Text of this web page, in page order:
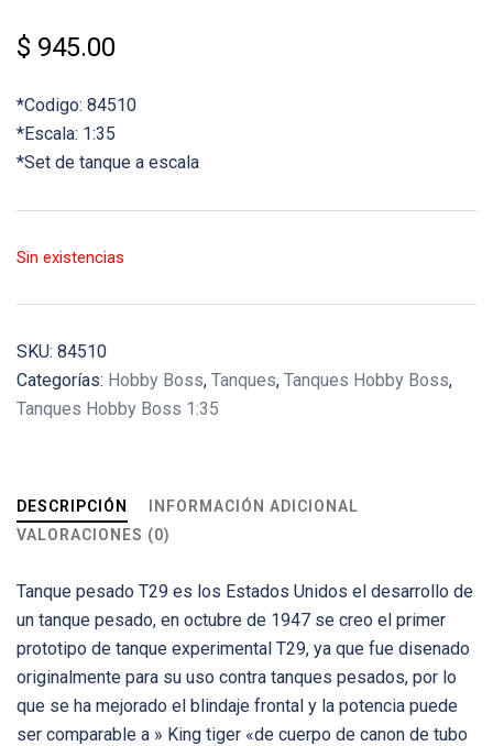
$ 945.00
*Codigo: 84510
*Escala: 1:35
*Set de tanque a escala
Sin existencias
SKU: 84510
Categorías: Hobby Boss, Tanques, Tanques Hobby Boss,
Tanques Hobby Boss 1:35
DESCRIPCIÓN
INFORMACIÓN ADICIONAL
VALORACIONES (0)
Tanque pesado T29 es los Estados Unidos el desarrollo de
un tanque pesado, en octubre de 1947 se creo el primer
prototipo de tanque experimental T29, ya que fue disenado
originalmente para su uso contra tanques pesados, por lo
que se ha mejorado el blindaje frontal y la potencia puede
ser comparable a » King tiger «de cuerpo de canon de tubo